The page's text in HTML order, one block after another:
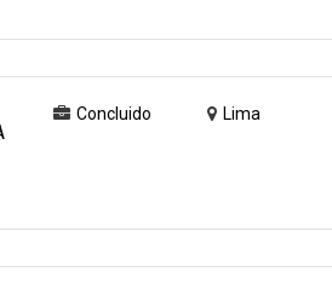
Concluido Lima